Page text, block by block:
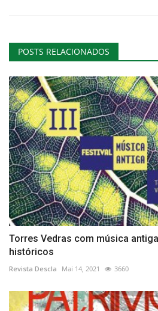
POSTS RELACIONADOS
Torres Vedras com música
históricos
Revista Descla Mai 14, 2021 3660